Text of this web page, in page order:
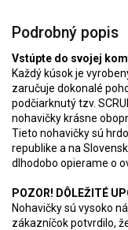
Podrobný popis
Vstúpte do svojej
Každý kúsok je
zaručuje dokonalé
podčiarknutý tzv.
nohavičky krásne
Tieto nohavičky sú
republike a na
dlhodobo opierame o
POZOR! DÔLEŽITÉ
Nohavičky sú vysoko
zákazníčok potvrdilo,